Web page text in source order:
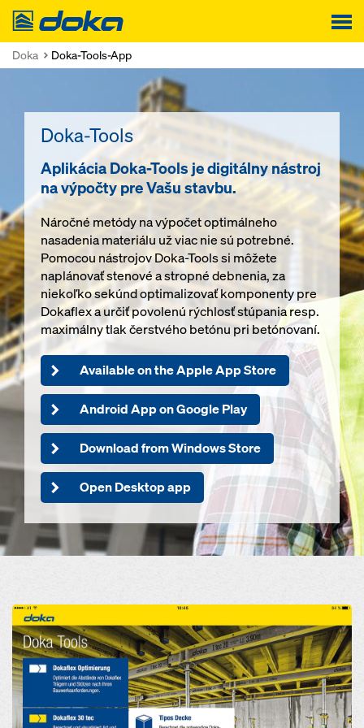
Doka
Doka Doka-Tools-App
Doka-Tools
Aplikácia Doka-Tools je digitálny nástroj
na výpočty pre Vašu stavbu.
Náročné metódy na výpočet optimálneho
nasadenia materiálu už viac nie sú potrebné.
Pomocou nástrojov Doka-Tools si môžete
naplánovať stenové a stropné debnenia, za
niekoľko sekúnd optimalizovať komponenty pre
Dokaflex a určiť povolenú rýchlosť stúpania resp.
maximálny tlak čerstvého betónu pri betónovaní.
Available on the Apple App Store
Android App on Google Play
Download from Windows Store
Open Desktop app
Open